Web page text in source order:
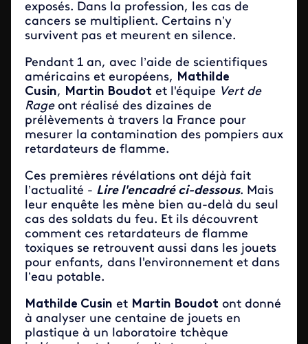
exposés. Dans la profession, les cas de
cancers se multiplient. Certains n’y
survivent pas et meurent en silence.
Pendant 1 an, avec l’aide de scientifiques
américains et européens, Mathilde
Cusin, Martin Boudot et l'équipe Vert de
Rageont réalisé des dizaines de
prélèvements à travers la France pour
mesurer la contamination des pompiers aux
retardateurs de flamme.
Ces premières révélations ont déjà fait
l’actualité - Lire l'encadré ci-dessous. Mais
leur enquête les mène bien au-delà du seul
cas des soldats du feu. Et ils découvrent
comment ces retardateurs de flamme
toxiques se retrouvent aussi dans les jouets
pour enfants, dans l'environnement et dans
l’eau potable.
Mathilde Cusin et Martin Boudot ont donné
à analyser une centaine de jouets en
plastique à un laboratoire tchèque